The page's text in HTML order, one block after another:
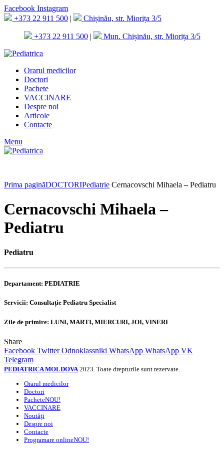
Facebook Instagram
+373 22 911 500 | Chișinău, str. Miorița 3/5
+373 22 911 500| Mun. Chișinău, str. Miorița 3/5
Orarul medicilor
Doctori
Pachete
VACCINARE
Despre noi
Articole
Contacte
Menu
Prima paginăDOCTORIPediatrie Cernacovschi Mihaela – Pediatru
Cernacovschi Mihaela –
Pediatru
Pediatru
Departament: PEDIATRIE
Servicii: Consultație Pediatru Specialist
Zile de primire: LUNI, MARTI, MIERCURI, JOI, VINERI
Share
Facebook Twitter Odnoklassniki WhatsApp WhatsApp VK
Telegram
PEDIATRICA MOLDOVA 2023. Toate drepturile sunt rezervate.
Orarul medicilor
Doctori
PacheteNOU!
VACCINARE
Noutăți
Despre noi
Contacte
Programare onlineNOU!